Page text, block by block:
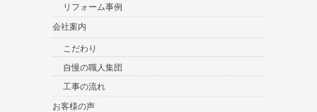
リフォーム事例
会社案内
こだわり
自慢の職人集団
工事の流れ
お客様の声